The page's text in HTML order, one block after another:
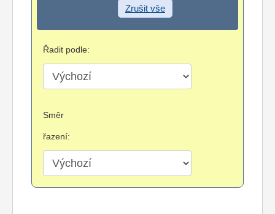
Zrušit vše
Řadit podle:
Směr
řazení: